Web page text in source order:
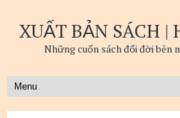
XUẤT BẢN SÁCH |
Những cuốn sách đổi đời bên